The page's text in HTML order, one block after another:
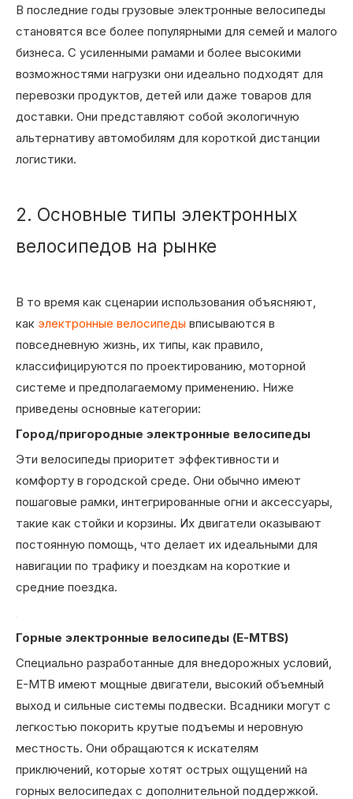
В последние годы грузовые электронные велосипеды
становятся все более популярными для семей и малого
бизнеса. С усиленными рамами и более высокими
возможностями нагрузки они идеально подходят для
перевозки продуктов, детей или даже товаров для
доставки. Они представляют собой экологичную
альтернативу автомобилям для короткой дистанции
логистики.
2. Основные типы электронных
велосипедов на рынке
В то время как сценарии использования объясняют,
как электронные велосипеды вписываются в
повседневную жизнь, их типы, как правило,
классифицируются по проектированию, моторной
системе и предполагаемому применению. Ниже
приведены основные категории:
Город/пригородные электронные велосипеды
Эти велосипеды приоритет эффективности и
комфорту в городской среде. Они обычно имеют
пошаговые рамки, интегрированные огни и аксессуары,
такие как стойки и корзины. Их двигатели оказывают
постоянную помощь, что делает их идеальными для
навигации по трафику и поездкам на короткие и
средние поездка.
Горные электронные велосипеды (E-MTBS)
Специально разработанные для внедорожных условий,
E-MTB имеют мощные двигатели, высокий объемный
выход и сильные системы подвески. Всадники могут с
легкостью покорить крутые подъемы и неровную
местность. Они обращаются к искателям
приключений, которые хотят острых ощущений на
горных велосипедах с дополнительной поддержкой.